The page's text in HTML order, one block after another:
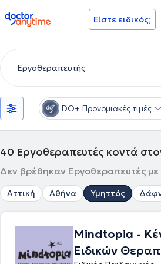
doctoranytime Είστε ειδικός;
DO+ Προνομιακές τιμές
40 Εργοθεραπευτές κοντά
Δεν βρέθηκαν Εργοθεραπευτές
Αττική Αθήνα Υμηττός
Mindtopia -
Ειδικών